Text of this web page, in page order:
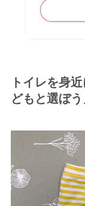
トイレを身
どもと選ぼう